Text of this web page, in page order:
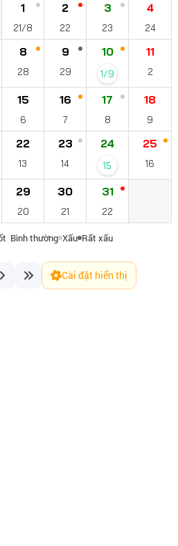
1
21/8
2
22
3
23
4
24
8
28
9
29
10
1/9
11
2
15
6
16
7
17
8
18
9
22
13
23
14
24
15
25
16
29
20
30
21
31
22
Bình thường Xấu Rất xấu
Cài đặt hiển thị